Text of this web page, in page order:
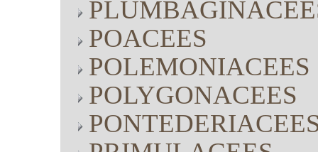
POACEES
POLEMONIACEES
POLYGONACEES